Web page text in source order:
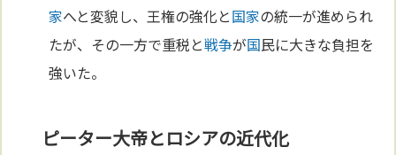
家へと変貌し、王権の強化と国家の統一が進められ
たが、その一方で重税と戦争が国民に大きな負担を
強いた。
ピーター大帝とロシアの近代化